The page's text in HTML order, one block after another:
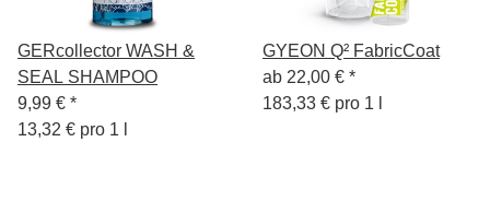
GERcollector WASH &
SEAL SHAMPOO
9,99 € *
13,32 € pro 1 l
GYEON Q² FabricCoat
ab 22,00 € *
183,33 € pro 1 l